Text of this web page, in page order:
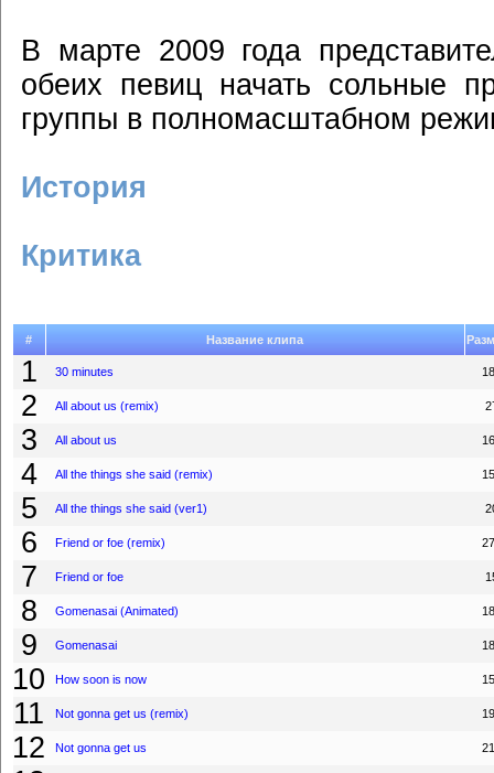
В марте 2009 года
обеих певиц начать сольные
группы в полномасштабном
История
Критика
# Название клипа
1 30 minutes
2 All about us (remix)
3 All about us
4 All the things she said (remix)
5 All the things she said (ver1)
6 Friend or foe (remix)
7 Friend or foe
8 Gomenasai (Animated)
9 Gomenasai
10 How soon is now
11 Not gonna get us (remix)
12 Not gonna get us